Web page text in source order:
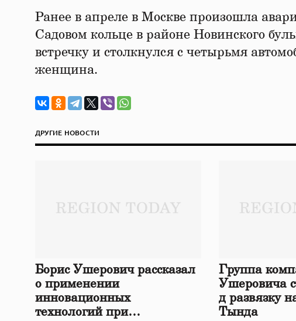
Ранее в апреле в Москве произошла
Садовом кольце в районе Новинского
встречку и столкнулся с четырьмя
женщина.
ДРУГИЕ НОВОСТИ
Борис Ушерович рассказал
о применении
инновационных
технологий при
Группа
Ушеровича
д развязку
Тында